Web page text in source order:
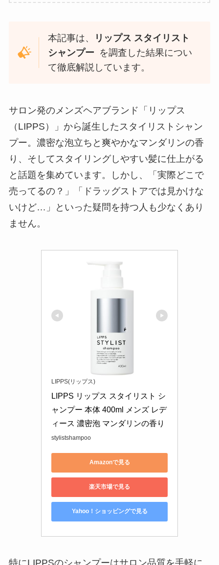
本記事は、
リップス スタイリスト
シャンプー
を調査した結果につい
て徹底解説しています。
サロン発のメンズヘアブランド「リップス
（LIPPS）」から誕生したスタイリストシャン
プー。濃密な泡立ちと爽やかなマンダリンの香
り、そしてスタイリングしやすい髪に仕上がる
と話題を集めています。しかし、「実際どこで
売ってるの？」「ドラッグストアでは見かけな
いけど…」といった疑問を持つ人も少なくあり
ません。
LIPPS(リップス)
LIPPS リップス スタイリスト シ
ャンプー 本体 400ml メンズ レデ
ィース 濃密泡 マンダリンの香り
stylistshampoo
Amazonで見る
楽天市場で見る
Yahoo！ショッピングで見る
特にLIPPSのシャンプーはサロン品質を手軽に